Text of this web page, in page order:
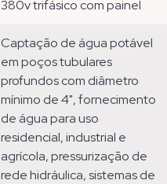
380v trifásico com painel
captação de água potável
em poços tubulares
profundos com diâmetro
mínimo de 4", fornecimento
de água para uso
residencial, industrial e
agrícola, pressurização de
rede hidráulica, sistemas de